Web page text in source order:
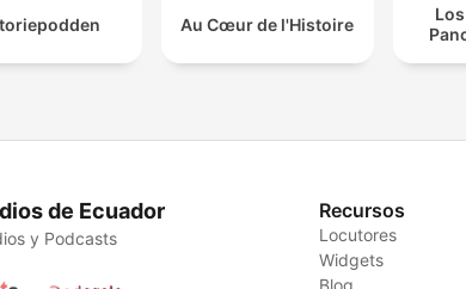
Au Cœur de l'Histoire
de Ecuador
y Podcasts
Recursos
Locutores
Widgets
Blog